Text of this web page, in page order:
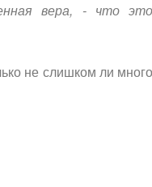
вера, - что это
не слишком ли много